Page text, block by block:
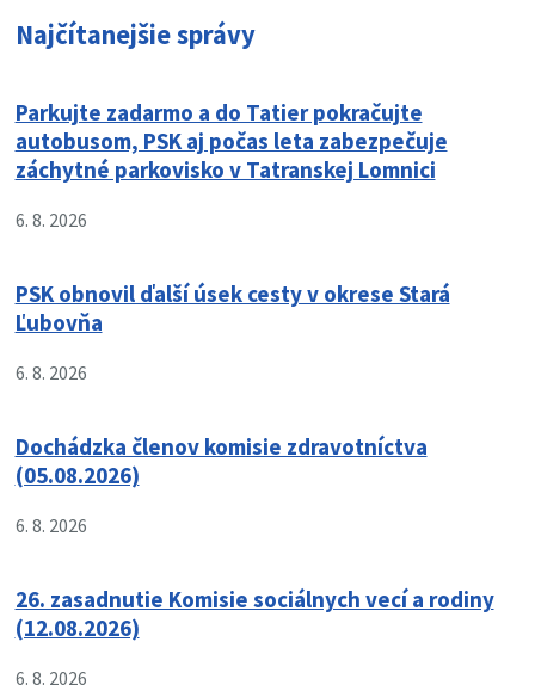
Najčítanejšie správy
Parkujte zadarmo a do Tatier pokračujte
autobusom, PSK aj počas leta zabezpečuje
záchytné parkovisko v Tatranskej Lomnici
6. 8. 2026
PSK obnovil ďalší úsek cesty v okrese Stará
Ľubovňa
6. 8. 2026
Dochádzka členov komisie zdravotníctva
(05.08.2026)
6. 8. 2026
26. zasadnutie Komisie sociálnych vecí a rodiny
(12.08.2026)
6. 8. 2026